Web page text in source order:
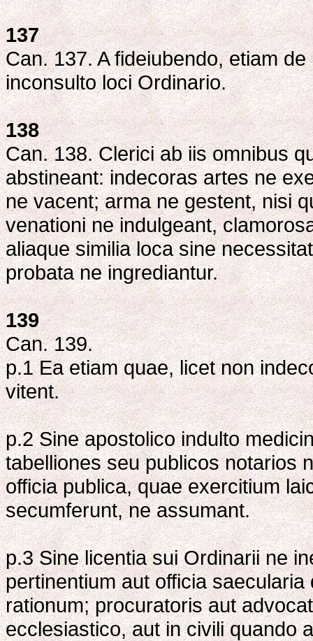
137
Can. 137. A fideiubendo, etiam
inconsulto loci Ordinario.
138
Can. 138. Clerici ab iis omnibus
abstineant: indecoras artes ne
ne vacent; arma ne gestent, nisi
venationi ne indulgeant,
aliaque similia loca sine
probata ne ingrediantur.
139
Can. 139.
p.1 Ea etiam quae, licet non
vitent.
p.2 Sine apostolico indulto
tabelliones seu publicos notarios
officia publica, quae exercitium
secumferunt, ne assumant.
p.3 Sine licentia sui Ordinarii ne
pertinentium aut officia
rationum; procuratoris aut
ecclesiastico, aut in civili quando